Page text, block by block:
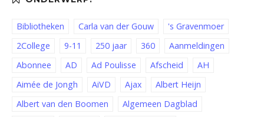
Bibliotheken Carla van der Gouw
's Gravenmoer
2College
9-11 250 jaar 360
Aanmeldingen
Abonnee
AD Ad Poulisse Afscheid
AH
Aimée de Jongh
AiVD Ajax
Albert Heijn
Albert van den Boomen
Algemeen Dagblad